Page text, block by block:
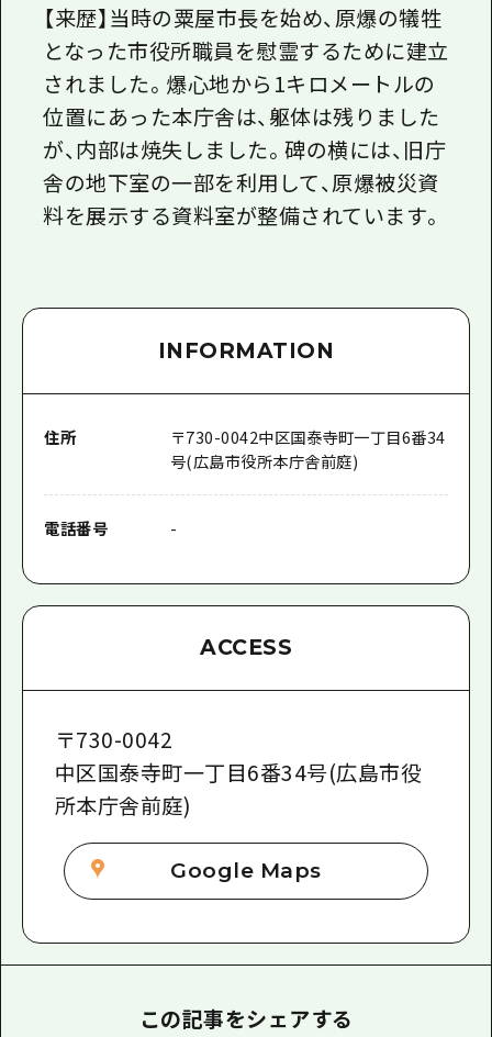
【来歴】当時の粟屋市長を始め、原爆の犠牲
となった市役所職員を慰霊するために建立
されました。爆心地から1キロメートルの
位置にあった本庁舎は、躯体は残りました
が、内部は焼失しました。碑の横には、旧庁
舎の地下室の一部を利用して、原爆被災資
料を展示する資料室が整備されています。
INFORMATION
住所 〒730-0042中区国泰寺町一丁目6番34
号(広島市役所本庁舎前庭)
電話番号 -
ACCESS
〒730-0042
中区国泰寺町一丁目6番34号(広島市役
所本庁舎前庭)
Google Maps
この記事をシェアする